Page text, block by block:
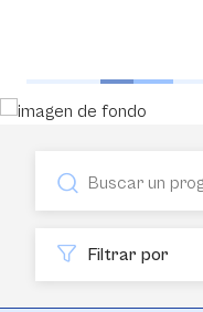
Filtrar por